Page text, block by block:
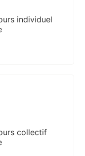
individuel
collectif